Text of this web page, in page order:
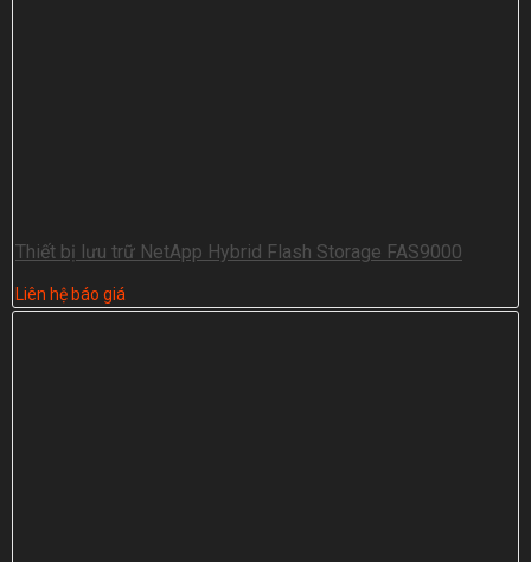
Thiết bị lưu trữ NetApp Hybrid Flash Storage FAS9000
Liên hệ báo giá